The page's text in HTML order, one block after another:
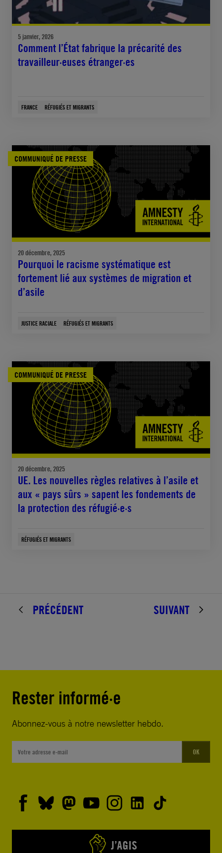
5 janvier, 2026
Comment l’État fabrique la précarité des
travailleur·euses étranger·es
FRANCE RÉFUGIÉS ET MIGRANTS
COMMUNIQUÉ DE PRESSE
20 décembre, 2025
Pourquoi le racisme systématique est
fortement lié aux systèmes de migration et
d’asile
JUSTICE RACIALE RÉFUGIÉS ET MIGRANTS
COMMUNIQUÉ DE PRESSE
20 décembre, 2025
UE. Les nouvelles règles relatives à l’asile et
aux « pays sûrs » sapent les fondements de
la protection des réfugié·e·s
RÉFUGIÉS ET MIGRANTS
PRÉCÉDENT SUIVANT
Rester informé·e
Abonnez-vous à notre newsletter hebdo.
OK
J’AGIS